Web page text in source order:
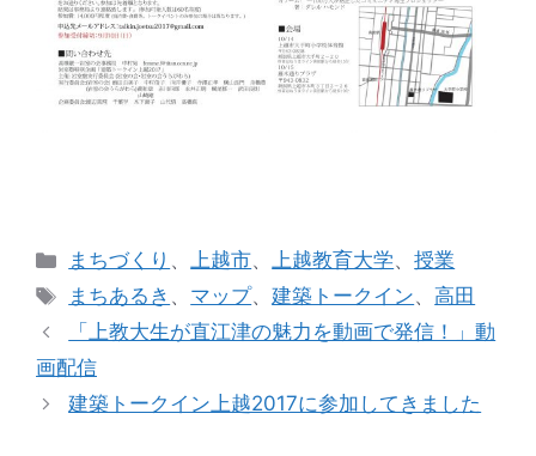
カ
テ
リ
ー
まちづくり 、上越市、上越教育大学、授業
タ
グ
まちあるき 、 マップ、建築トークイン、高田
「上教大生が直江津の魅力を動画で発信！」動
画配信
建築トークイン上越2017に参加してきました